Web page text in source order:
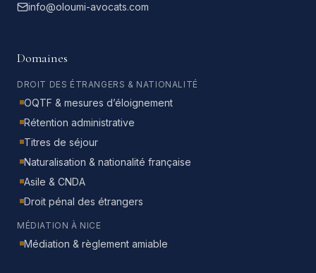
info@oloumi-avocats.com
Domaines
DROIT DES ÉTRANGERS & NATIONALITÉ
OQTF & mesures d’éloignement
Rétention administrative
Titres de séjour
Naturalisation & nationalité française
Asile & CNDA
Droit pénal des étrangers
MÉDIATION À NICE
Médiation & règlement amiable